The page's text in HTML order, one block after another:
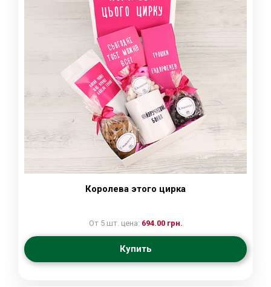
Королева этого цирка
От 5 шт. цена: 694.00 грн.
Купить